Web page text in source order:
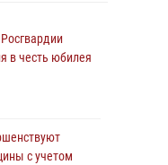
в честь юбилея
с учетом